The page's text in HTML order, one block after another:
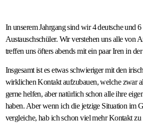
In unserem Jahrgang sind wir 4 deutsche und
Austauschschüler. Wir verstehen uns alle von
treffen uns öfters abends mit ein paar Iren in
Insgesamt ist es etwas schwieriger mit den
wirklichen Kontakt aufzubauen, welche zwar
gerne helfen, aber natürlich schon alle ihre
haben. Aber wenn ich die jetzige Situation im
vergleiche, hab ich schon viel mehr Kontakt